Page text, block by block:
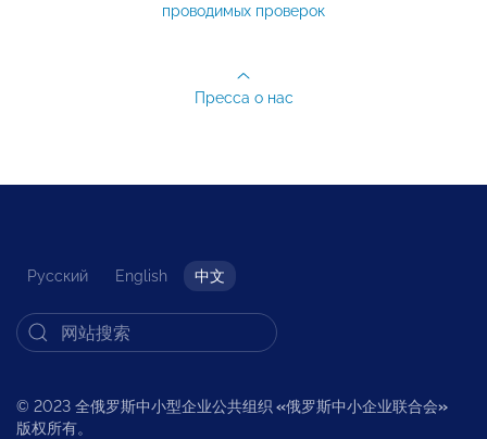
проводимых проверок
Пресса о нас
Русский English 中文
© 2023 全俄罗斯中小型企业公共组织 «俄罗斯中小企业联合会»
版权所有。